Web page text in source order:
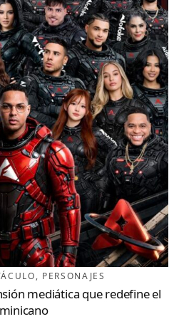
, PERSONAJES
mediática que redefine el